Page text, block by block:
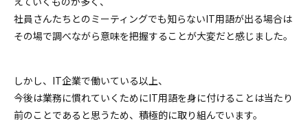
社員さんたちとのミーティングでも知らないIT用語が出る場合は
その場で調べながら意味を把握することが大変だと感じました。
しかし、IT企業で働いている以上、
今後は業務に慣れていくためにIT用語を身に付けることは当たり
前のことであると思うため、積極的に取り組んでいます。